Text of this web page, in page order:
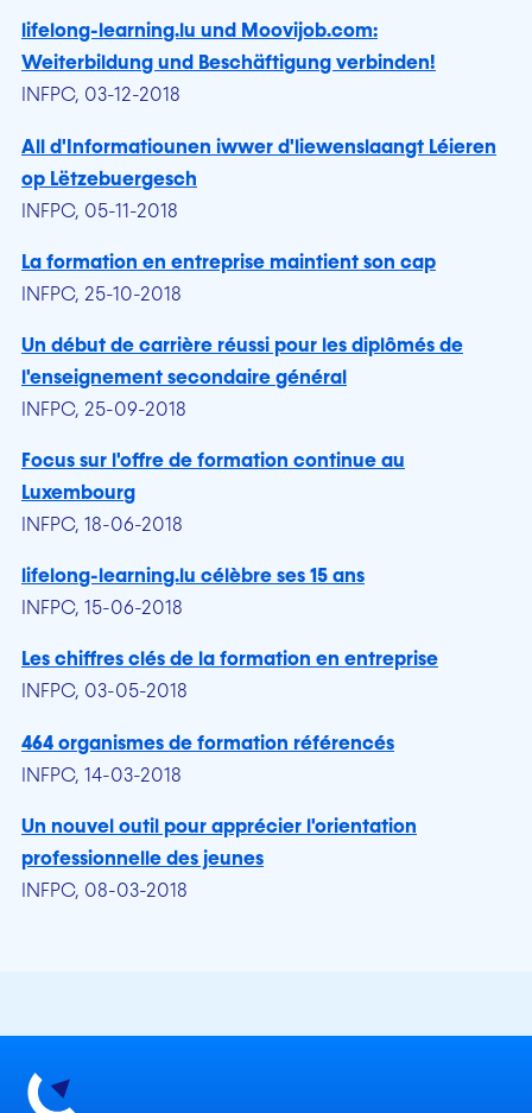
lifelong-learning.lu und Moovijob.com:
Weiterbildung und Beschäftigung verbinden!
INFPC, 03-12-2018
All d'Informatiounen iwwer d'liewenslaangt Léieren
op Lëtzebuergesch
INFPC, 05-11-2018
La formation en entreprise maintient son cap
INFPC, 25-10-2018
Un début de carrière réussi pour les diplômés de
l'enseignement secondaire général
INFPC, 25-09-2018
Focus sur l'offre de formation continue au
Luxembourg
INFPC, 18-06-2018
lifelong-learning.lu célèbre ses 15 ans
INFPC, 15-06-2018
Les chiffres clés de la formation en entreprise
INFPC, 03-05-2018
464 organismes de formation référencés
INFPC, 14-03-2018
Un nouvel outil pour apprécier l'orientation
professionnelle des jeunes
INFPC, 08-03-2018